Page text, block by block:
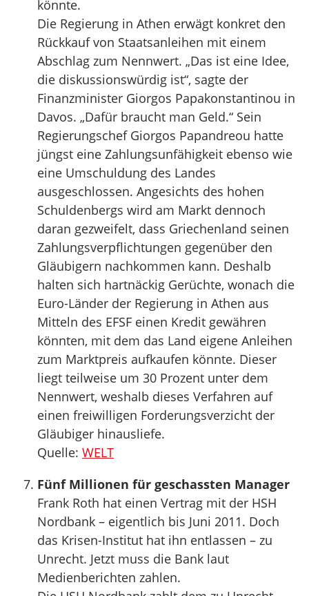
könnte.
Die Regierung in Athen erwägt konkret den
Rückkauf von Staatsanleihen mit einem
Abschlag zum Nennwert. „Das ist eine Idee,
die diskussionswürdig ist“, sagte der
Finanzminister Giorgos Papakonstantinou in
Davos. „Dafür braucht man Geld.“ Sein
Regierungschef Giorgos Papandreou hatte
jüngst eine Zahlungsunfähigkeit ebenso wie
eine Umschuldung des Landes
ausgeschlossen. Angesichts des hohen
Schuldenbergs wird am Markt dennoch
daran gezweifelt, dass Griechenland seinen
Zahlungsverpflichtungen gegenüber den
Gläubigern nachkommen kann. Deshalb
halten sich hartnäckig Gerüchte, wonach die
Euro-Länder der Regierung in Athen aus
Mitteln des EFSF einen Kredit gewähren
könnten, mit dem das Land eigene Anleihen
zum Marktpreis aufkaufen könnte. Dieser
liegt teilweise um 30 Prozent unter dem
Nennwert, weshalb dieses Verfahren auf
einen freiwilligen Forderungsverzicht der
Gläubiger hinausliefe.
Quelle: WELT
Fünf Millionen für geschassten Manager
Frank Roth hat einen Vertrag mit der HSH
Nordbank – eigentlich bis Juni 2011. Doch
das Krisen-Institut hat ihn entlassen – zu
Unrecht. Jetzt muss die Bank laut
Medienberichten zahlen.